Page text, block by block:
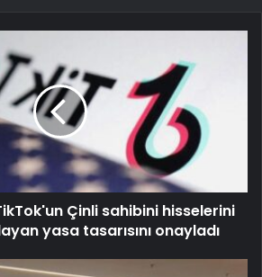
Çinli sahibini hisselerini
yasa tasarısını onayladı